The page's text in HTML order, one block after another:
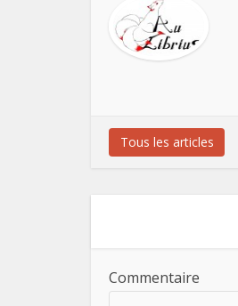
Tous les articles
Commentaire